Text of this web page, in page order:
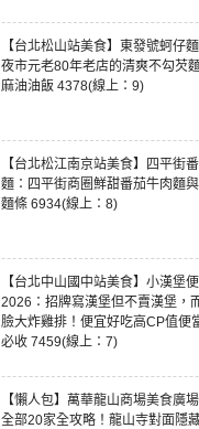
【台北松山站美食】東發號蚵仔
夜市元老80年老店的清爽不勾芡
麻油油飯 4378(線上：9)
【台北松江南京站美食】四平街
麵：四平街商圈鮮甜番茄牛肉麵
麵條 6934(線上：8)
【台北中山國中站美食】小漢堡
2026：招牌寫漢堡但不賣漢堡，
臉大炸雞排！便宜好吃高CP值便
必收 7459(線上：7)
【懶人包】萬華龍山商場美食廣
全部20家全攻略！龍山寺對面隱